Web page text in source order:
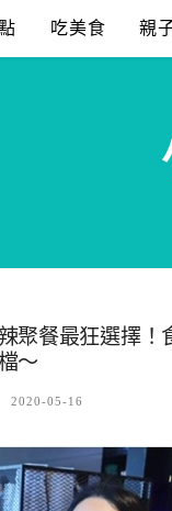
吃美食 親
聚餐最狂選擇
～
2020-05-16